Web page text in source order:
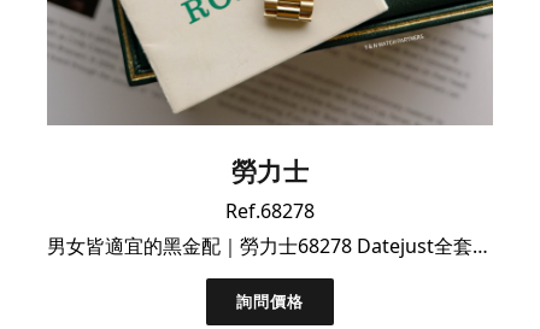
勞力士
Ref.68278
男女皆適宜的黑金配｜勞力士68278 Datejust全套附件 ｜已保養好價
詢問價格